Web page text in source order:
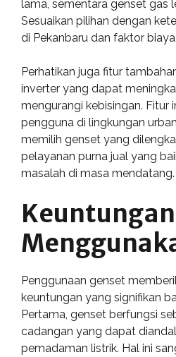
lama, sementara genset gas
Sesuaikan pilihan dengan
di Pekanbaru dan faktor
Perhatikan juga fitur
inverter yang dapat
mengurangi kebisingan. Fitur
pengguna di lingkungan
memilih genset yang
pelayanan purna jual yang
masalah di masa mendatang.
Keuntungan
Penggunaan genset
keuntungan yang signifikan
Pertama, genset berfungsi
cadangan yang dapat
pemadaman listrik. Hal ini